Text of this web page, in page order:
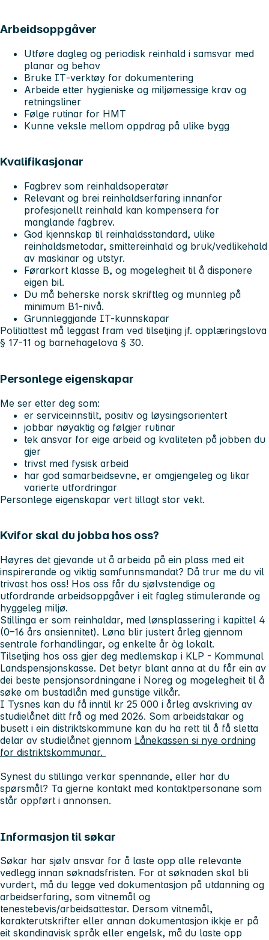
Arbeidsoppgåver
Utføre dagleg og periodisk reinhald i samsvar med
planar og behov
Bruke IT‑verktøy for dokumentering
Arbeide etter hygieniske og miljømessige krav og
retningsliner
Følge rutinar for HMT
Kunne veksle mellom oppdrag på ulike bygg
Kvalifikasjonar
Fagbrev som reinhaldsoperatør
Relevant og brei reinhaldserfaring innanfor
profesjonellt reinhald kan kompensera for
manglande fagbrev.
God kjennskap til reinhaldsstandard, ulike
reinhaldsmetodar, smittereinhald og bruk/vedlikehald
av maskinar og utstyr.
Førarkort klasse B, og mogelegheit til å disponere
eigen bil.
Du må beherske norsk skriftleg og munnleg på
minimum B1-nivå.
Grunnleggjande IT-kunnskapar
Politiattest må leggast fram ved tilsetjing jf. opplæringslova
§ 17-11 og barnehagelova § 30.
Personlege eigenskapar
Me ser etter deg som:
er serviceinnstilt, positiv og løysingsorientert
jobbar nøyaktig og følgjer rutinar
tek ansvar for eige arbeid og kvaliteten på jobben du
gjer
trivst med fysisk arbeid
har god samarbeidsevne, er omgjengeleg og likar
varierte utfordringar
Personlege eigenskapar vert tillagt stor vekt.
Kvifor skal du jobba hos oss?
Høyres det gjevande ut å arbeida på ein plass med eit
inspirerande og viktig samfunnsmandat? Då trur me du vil
trivast hos oss! Hos oss får du sjølvstendige og
utfordrande arbeidsoppgåver i eit fagleg stimulerande og
hyggeleg miljø.
Stillinga er som reinhaldar, med lønsplassering i kapittel 4
(0–16 års ansiennitet). Løna blir justert årleg gjennom
sentrale forhandlingar, og enkelte år òg lokalt.
Tilsetjing hos oss gjer deg medlemskap i KLP - Kommunal
Landspensjonskasse. Det betyr blant anna at du får ein av
dei beste pensjonsordningane i Noreg og mogelegheit til å
søke om bustadlån med gunstige vilkår.
I Tysnes kan du få inntil kr 25 000 i årleg avskriving av
studielånet ditt frå og med 2026. Som arbeidstakar og
busett i ein distriktskommune kan du ha rett til å få sletta
delar av studielånet gjennom Lånekassen si nye ordning
for distriktskommunar.
Synest du stillinga verkar spennande, eller har du
spørsmål? Ta gjerne kontakt med kontaktpersonane som
står oppført i annonsen.
Informasjon til søkar
Søkar har sjølv ansvar for å laste opp alle relevante
vedlegg innan søknadsfristen. For at søknaden skal bli
vurdert, må du legge ved dokumentasjon på utdanning og
arbeidserfaring, som vitnemål og
tenestebevis/arbeidsattestar. Dersom vitnemål,
karakterutskrifter eller annan dokumentasjon ikkje er på
eit skandinavisk språk eller engelsk, må du laste opp